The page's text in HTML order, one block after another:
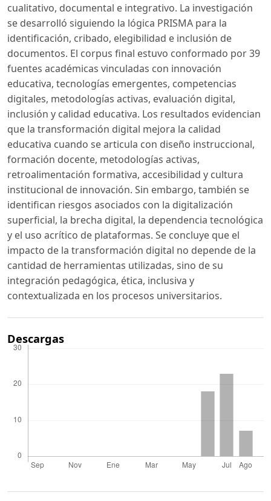
cualitativo, documental e integrativo. La investigación
se desarrolló siguiendo la lógica PRISMA para la
identificación, cribado, elegibilidad e inclusión de
documentos. El corpus final estuvo conformado por 39
fuentes académicas vinculadas con innovación
educativa, tecnologías emergentes, competencias
digitales, metodologías activas, evaluación digital,
inclusión y calidad educativa. Los resultados evidencian
que la transformación digital mejora la calidad
educativa cuando se articula con diseño instruccional,
formación docente, metodologías activas,
retroalimentación formativa, accesibilidad y cultura
institucional de innovación. Sin embargo, también se
identifican riesgos asociados con la digitalización
superficial, la brecha digital, la dependencia tecnológica
y el uso acrítico de plataformas. Se concluye que el
impacto de la transformación digital no depende de la
cantidad de herramientas utilizadas, sino de su
integración pedagógica, ética, inclusiva y
contextualizada en los procesos universitarios.
Descargas